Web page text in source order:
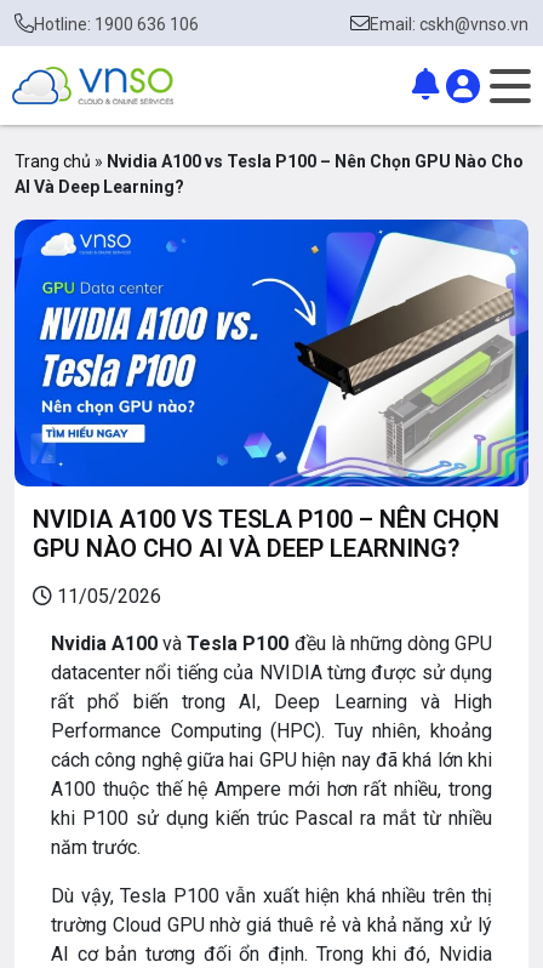
Hotline: 1900 636 106 Email: cskh@vnso.vn
Trang chủ » Nvidia A100 vs Tesla P100 – Nên Chọn GPU Nào Cho
AI Và Deep Learning?
NVIDIA A100 VS TESLA P100 – NÊN CHỌN
GPU NÀO CHO AI VÀ DEEP LEARNING?
11/05/2026
Nvidia A100 vàTesla P100 đều là những dòng GPU
datacenter nổi tiếng của NVIDIAtừng được sử dụng
rất phổ biến trong AI, Deep Learning và High
Performance Computing (HPC). Tuy nhiên, khoảng
cách công nghệ giữa hai GPU hiện nay đã khá lớn khi
A100 thuộc thế hệ Ampere mới hơn rất nhiều, trong
khi P100 sử dụng kiến trúc Pascal ra mắt từ nhiều
năm trước.
Dù vậy, Tesla P100 vẫn xuất hiện khá nhiều trên thị
trường Cloud GPU nhờ giá thuê rẻ và khả năng xử lý
AI cơ bản tương đối ổn định. Trong khi đó, Nvidia